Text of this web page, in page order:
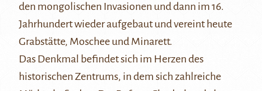
den mongolischen Invasionen und dann im 16.
Jahrhundert wieder aufgebaut und vereint heute
Grabstätte, Moschee und Minarett.
Das Denkmal befindet sich im Herzen des
historischen Zentrums, in dem sich zahlreiche